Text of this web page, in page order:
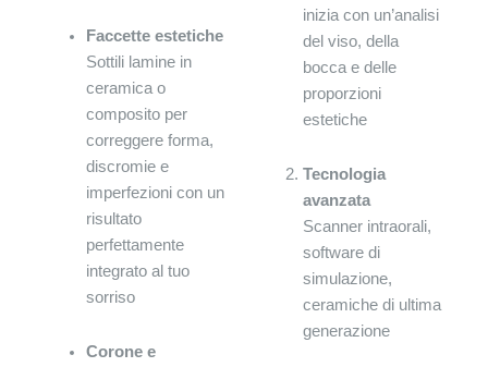
Faccette estetiche
Sottili lamine in
ceramica o
composito per
correggere forma,
discromie e
imperfezioni con un
risultato
perfettamente
integrato al tuo
sorriso
Corone e
inizia con un’analisi
del viso, della
bocca e delle
proporzioni
estetiche
Tecnologia
avanzata
Scanner intraorali,
software di
simulazione,
ceramiche di ultima
generazione